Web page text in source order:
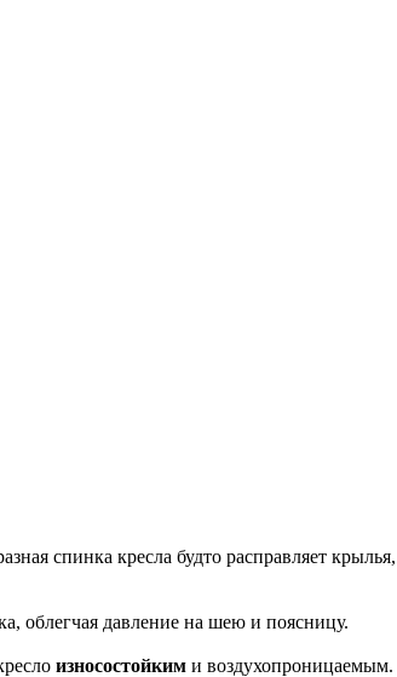
спинка кресла будто расправляет
облегчая давление на шею и поясницу.
износостойким и